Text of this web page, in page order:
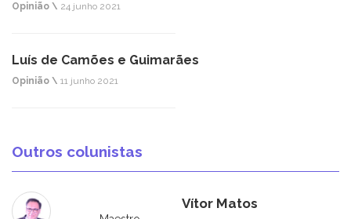
Opinião \ 24 junho 2021
Luís de Camões e Guimarães
Opinião \ 11 junho 2021
Outros colunistas
Vítor Matos